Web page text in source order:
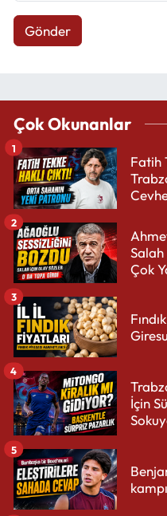
Gönder
Çok Okunanlar
Fatih
1
Salah
Çok
2
3
İçin
4
5